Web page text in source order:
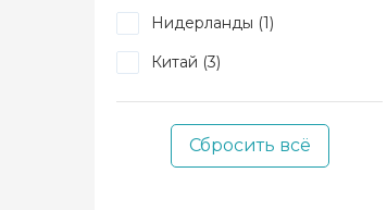
Нидерланды (1)
Китай (3)
Сбросить всё